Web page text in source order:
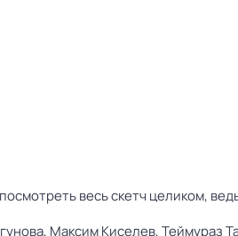
весь скетч целиком,
Максим Киселев,Теймураз